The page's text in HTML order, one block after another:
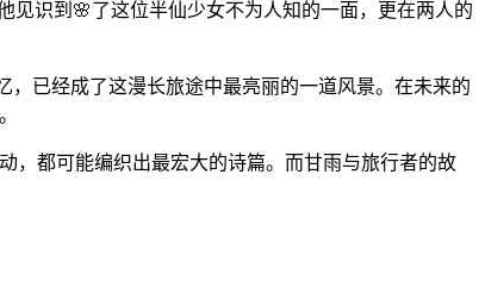
见识到🌸了这位半仙少女不为人知的一面，更在两人的
，已经成了这漫长旅途中最亮丽的一道风景。在未来的
，都可能编织出最宏大的诗篇。而甘雨与旅行者的故